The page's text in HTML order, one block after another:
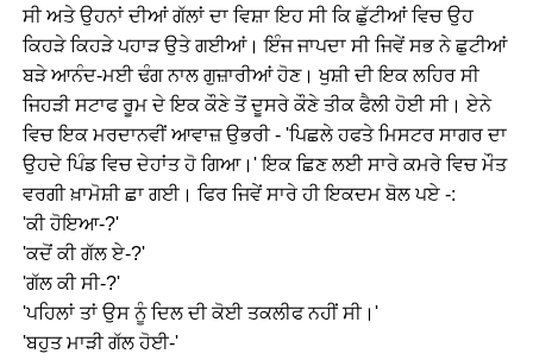
ਸੀ ਅਤੇ ਉਹਨਾਂ ਦੀਆਂ ਗੱਲਾਂ ਦਾ ਵਿਸ਼ਾ ਇਹ ਸੀ ਕਿ ਛੁੱਟੀਆਂ ਵਿਚ ਉਹ
ਕਿਹੜੇ ਕਿਹੜੇ ਪਹਾੜ ਉਤੇ ਗਈਆਂ। ਇੰਜ ਜਾਪਦਾ ਸੀ ਜਿਵੇਂ ਸਭ ਨੇ ਛੁਟੀਆਂ
ਬੜੇ ਆਨੰਦ-ਮਈ ਢੰਗ ਨਾਲ ਗੁਜ਼ਾਰੀਆਂ ਹੋਣ। ਖੁਸ਼ੀ ਦੀ ਇਕ ਲਹਿਰ ਸੀ
ਜਿਹੜੀ ਸਟਾਫ ਰੂਮ ਦੇ ਇਕ ਕੌਣੇ ਤੋਂ ਦੂਸਰੇ ਕੌਣੇ ਤੀਕ ਫੈਲੀ ਹੋਈ ਸੀ। ਏਨੇ
ਵਿਚ ਇਕ ਮਰਦਾਨਵੀਂ ਆਵਾਜ਼ ਉਭਰੀ - 'ਪਿਛਲੇ ਹਫਤੇ ਮਿਸਟਰ ਸਾਗਰ ਦਾ
ਉਹਦੇ ਪਿੰਡ ਵਿਚ ਦੇਹਾਂਤ ਹੋ ਗਿਆ।' ਇਕ ਛਿਣ ਲਈ ਸਾਰੇ ਕਮਰੇ ਵਿਚ ਮੌਤ
ਵਰਗੀ ਖ਼ਾਮੋਸ਼ੀ ਛਾ ਗਈ। ਫਿਰ ਜਿਵੇਂ ਸਾਰੇ ਹੀ ਇਕਦਮ ਬੋਲ ਪਏ -:
'ਕੀ ਹੋਇਆ-?'
'ਕਦੋਂ ਕੀ ਗੱਲ ਏ-?'
'ਗੱਲ ਕੀ ਸੀ-?'
'ਪਹਿਲਾਂ ਤਾਂ ਉਸ ਨੂੰ ਦਿਲ ਦੀ ਕੋਈ ਤਕਲੀਫ ਨਹੀਂ ਸੀ।'
'ਬਹੁਤ ਮਾੜੀ ਗੱਲ ਹੋਈ-'